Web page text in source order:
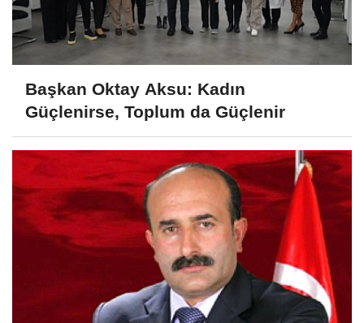
Başkan Oktay Aksu: Kadın
Güçlenirse, Toplum da Güçlenir